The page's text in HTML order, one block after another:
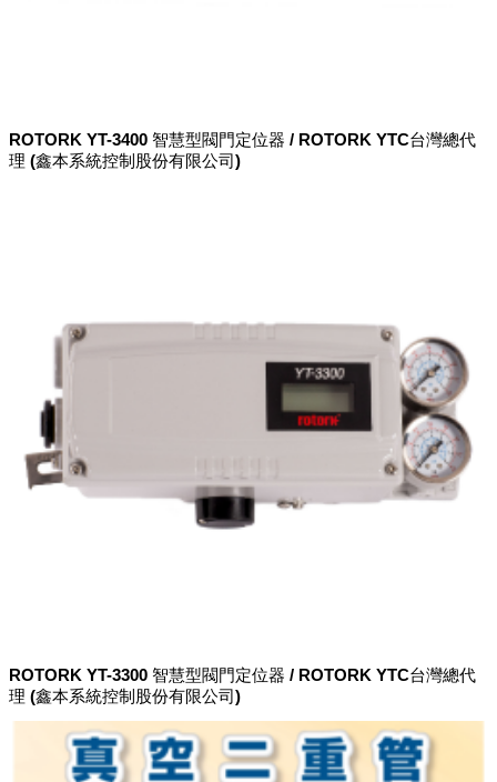
ROTORK YT-3400 智慧型閥門定位器 / ROTORK YTC台灣總代
理 (鑫本系統控制股份有限公司)
ROTORK YT-3300 智慧型閥門定位器 / ROTORK YTC台灣總代
理 (鑫本系統控制股份有限公司)